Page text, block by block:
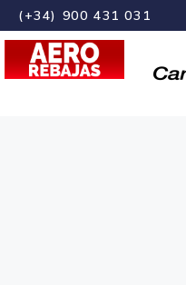
(+34) 900 431 031